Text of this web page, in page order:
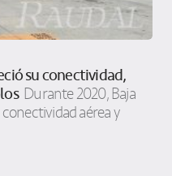
su conectividad,
Durante 2020, Baja
aérea y